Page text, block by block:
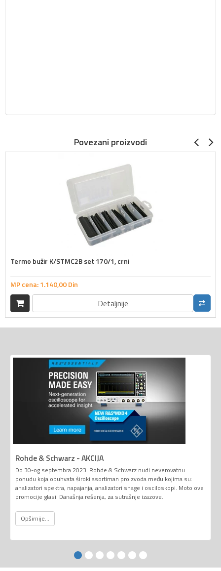
Povezani proizvodi
Termo bužir K/STMC2B set 170/1, crni
MP cena:1.140,00Din
Detaljnije
Rohde & Schwarz - AKCIJA
Do 30-og septembra 2023. Rohde & Schwarz nudi neverovatnu
ponudu koja obuhvata široki asortiman proizvoda među kojima su:
analizatori spektra, napajanja, analizatori snage i osciloskopi. Moto ove
promocije glasi: Današnja rešenja, za sutrašnje izazove.
Opširnije...